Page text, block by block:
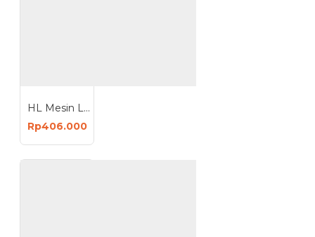
HL Mesin Las Travo Welding Machine Smart Series Mini MMA 110 v2
Rp406.000